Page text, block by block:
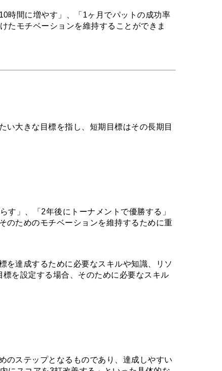
時間に増やす」、「1ヶ月でパットの成功率
たモチベーションを維持することができま
い大きな目標を指し、短期目標はその長期目
す」、「2年後にトーナメントで優勝する」
のためのモチベーションを維持するために重
を達成するために必要なスキルや知識、リソ
を設定する場合、そのために必要なスキル
のステップとなるものであり、達成しやすい